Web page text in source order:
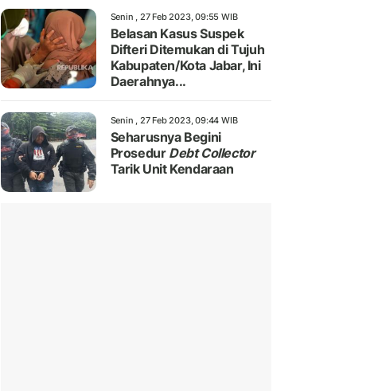
Senin , 27 Feb 2023, 09:55 WIB
Belasan Kasus Suspek
Difteri Ditemukan di Tujuh
Kabupaten/Kota Jabar, Ini
Daerahnya...
Senin , 27 Feb 2023, 09:44 WIB
Seharusnya Begini
Prosedur Debt Collector
Tarik Unit Kendaraan